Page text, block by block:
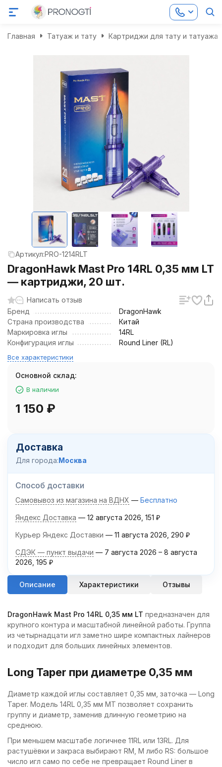
Главная Татуаж и тату Картриджи для тату и татуажа
Артикул:PRO-1214RLT
DragonHawk Mast Pro 14RL 0,35 мм LT
— картриджи, 20 шт.
Написать отзыв
Бренд
DragonHawk
Страна производства
Китай
Маркировка иглы
14RL
Конфигурация иглы
Round Liner (RL)
Все характеристики
Основной склад:
В наличии
1 150 ₽
Доставка
Для города:Москва
Способ доставки
Самовывоз из магазина на ВДНХ Бесплатно
Яндекс Доставка 12 августа 2026 151 ₽
Курьер Яндекс Доставки 11 августа 2026 290 ₽
СДЭК — пункт выдачи 7 августа 2026 – 8 августа
2026 195 ₽
Описание Характеристики Отзывы
DragonHawk Mast Pro 14RL 0,35 мм LT предназначен для
крупного контура и масштабной линейной работы. Группа
из четырнадцати игл заметно шире компактных лайнеров
и подходит для больших линейных элементов.
Long Taper при диаметре 0,35 мм
Диаметр каждой иглы составляет 0,35 мм, заточка — Long
Taper. Модель 14RL 0,35 мм MT позволяет сохранить
группу и диаметр, заменив длинную геометрию на
среднюю.
При меньшем масштабе логичнее 11RL или 13RL. Для
растушёвки и закраса выбирают RM, M либо RS: большое
число игл само по себе не превращает Round Liner в